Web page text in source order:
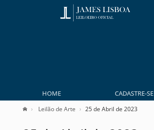
HOME CADASTRE-SE
Leilão de Arte 25 de Abril de 2023